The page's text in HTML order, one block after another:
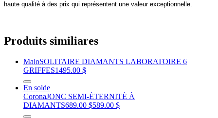
haute qualité à des prix qui représentent une valeur exceptionnelle.
Produits similiares
MaloSOLITAIRE DIAMANTS LABORATOIRE 6
GRIFFES1495.00 $
En solde
CoronaJONC SEMI-ÉTERNITÉ À
DIAMANTS689.00 $589.00 $